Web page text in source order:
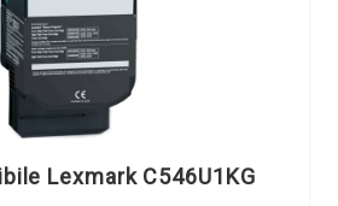
Lexmark C546U1KG